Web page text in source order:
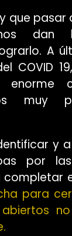
que pasar
dan
A
COVID
enorme
muy
y
por
para